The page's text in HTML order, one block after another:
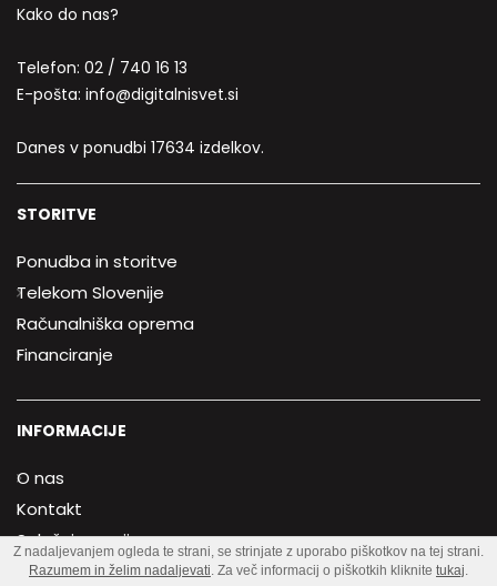
Kako do nas?
Telefon: 02 / 740 16 13
E-pošta: info@digitalnisvet.si
Danes v ponudbi 17634 izdelkov.
STORITVE
Ponudba in storitve
Telekom Slovenije
Računalniška oprema
Financiranje
INFORMACIJE
O nas
Kontakt
Splošni pogoji
Politika zasebnosti
Z nadaljevanjem ogleda te strani, se strinjate z uporabo piškotkov na tej strani.
Razumem in želim nadaljevati. Za več informacij o piškotkih kliknite tukaj.